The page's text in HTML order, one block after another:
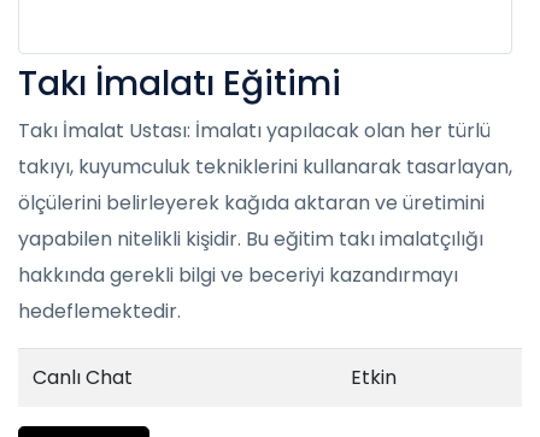
Takı İmalatı Eğitimi
Takı İmalat Ustası: İmalatı yapılacak olan her türlü
takıyı, kuyumculuk tekniklerini kullanarak tasarlayan,
ölçülerini belirleyerek kağıda aktaran ve üretimini
yapabilen nitelikli kişidir. Bu eğitim takı imalatçılığı
hakkında gerekli bilgi ve beceriyi kazandırmayı
hedeflemektedir.
Canlı Chat Etkin